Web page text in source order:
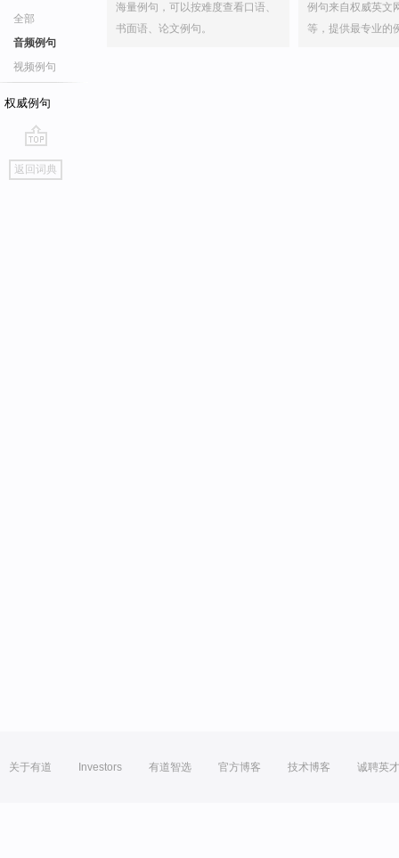
全部
音频例句
视频例句
权威例句
go
top
返回词典
海量例句，可以按难度查看口语、
书面语、论文例句。
例句来自权威英文
等，提供最专业的
关于有道 Investors 有道智选 官方博客 技术博客 诚聘英才